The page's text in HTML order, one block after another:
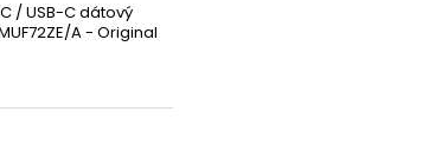
/ USB-C dátový
A - Original